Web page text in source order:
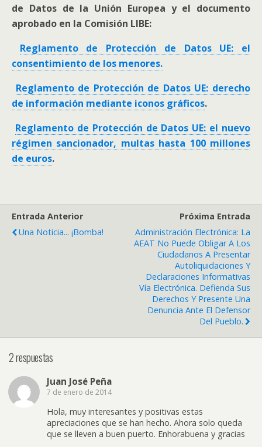
de Datos de la Unión Europea y el documento
aprobado en la Comisión LIBE:
Reglamento de Protección de Datos UE: el
consentimiento de los menores.
Reglamento de Protección de Datos UE: derecho
de información mediante iconos gráficos.
Reglamento de Protección de Datos UE: el nuevo
régimen sancionador, multas hasta 100 millones
de euros.
Entrada Anterior
Una Noticia... ¡bomba!
Próxima Entrada
Administración Electrónica: La
AEAT No Puede Obligar A Los
Ciudadanos A Presentar
Autoliquidaciones Y
Declaraciones Informativas
Vía Electrónica. Defienda Sus
Derechos Y Presente Una
Denuncia Ante El Defensor
Del Pueblo.
2 respuestas
Juan José Peña
7 de enero de 2014
Hola, muy interesantes y positivas estas
apreciaciones que se han hecho. Ahora solo queda
que se lleven a buen puerto. Enhorabuena y gracias